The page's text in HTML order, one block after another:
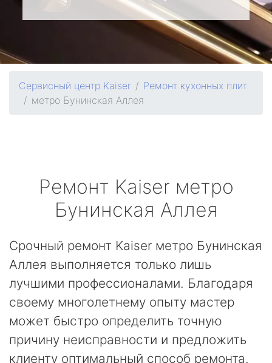
Сервисный центр Kaiser
Ремонт кухонных плит
метро Бунинская Аллея
Ремонт Kaiser метро
Бунинская Аллея
Срочный ремонт Kaiser метро Бунинская
Аллея выполняется только лишь
лучшими профессионалами. Благодаря
своему многолетнему опыту мастер
может быстро определить точную
причину неисправности и предложить
клиенту оптимальный способ ремонта.